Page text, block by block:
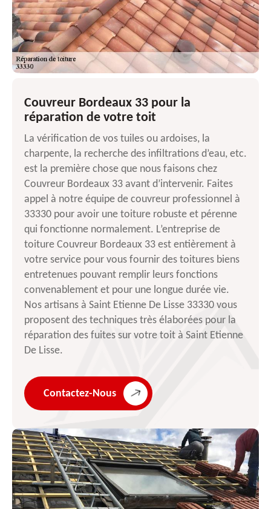
Couvreur Bordeaux 33 pour la
réparation de votre toit
La vérification de vos tuiles ou ardoises, la
charpente, la recherche des infiltrations d’eau, etc.
est la première chose que nous faisons chez
Couvreur Bordeaux 33 avant d’intervenir. Faites
appel à notre équipe de couvreur professionnel à
33330 pour avoir une toiture robuste et pérenne
qui fonctionne normalement. L’entreprise de
toiture Couvreur Bordeaux 33 est entièrement à
votre service pour vous fournir des toitures biens
entretenues pouvant remplir leurs fonctions
convenablement et pour une longue durée vie.
Nos artisans à Saint Etienne De Lisse 33330 vous
proposent des techniques très élaborées pour la
réparation des fuites sur votre toit à Saint Etienne
De Lisse.
Contactez-Nous